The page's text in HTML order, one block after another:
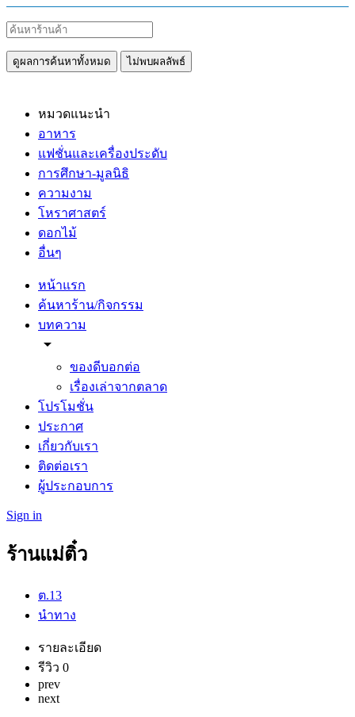
ดูผลการค้นหาทั้งหมด ไม่พบผลลัพธ์
หมวดแนะนำ
อาหาร
แฟชั่นและเครื่องประดับ
การศึกษา-มูลนิธิ
ความงาม
โหราศาสตร์
ดอกไม้
อื่นๆ
หน้าแรก
ค้นหาร้าน/กิจกรรม
บทความ
arrow_drop_down
ของดีบอกต่อ
เรื่องเล่าจากตลาด
โปรโมชั่น
ประกาศ
เกี่ยวกับเรา
ติดต่อเรา
ผู้ประกอบการ
Sign in
ร้านแม่ติ๋ว
ต.13
นำทาง
รายละเอียด
รีวิว 0
prev
next